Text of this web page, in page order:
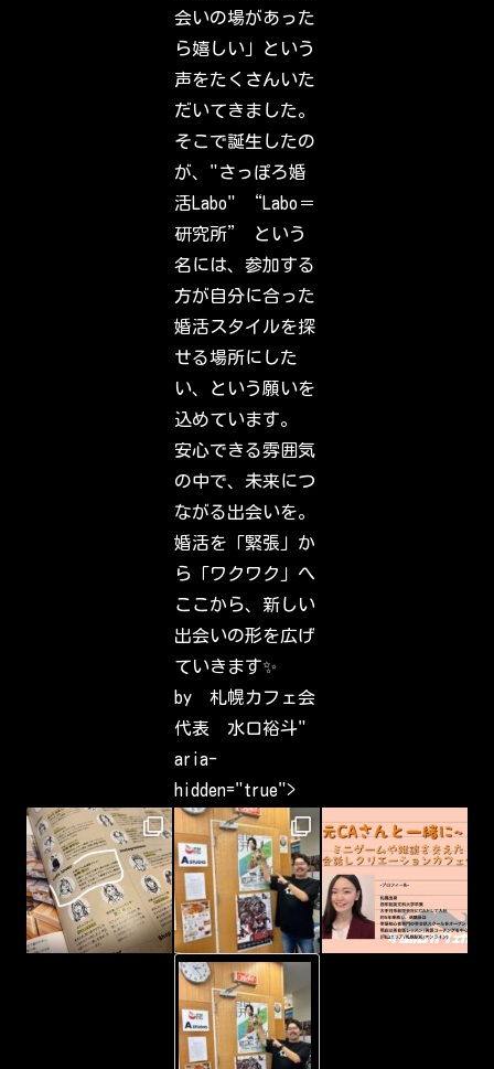
n
i
n
o
c
h
e
c
k
o
u
t
w
h
a
t
o
u
r
f
r
i
e
n
d
,
a
m
i
l
y
&
i
t
e
r
s
t
s
h
a
e
b
e
e
c
a
p
u
r
i
n
g
h
a
i
会いの場があった
ら嬉しい」という
声をたくさんいた
だいてきました。
そこで誕生したの
が、"さっぽろ婚
活Labo" “Labo＝
研究所” という
名には、参加する
方が自分に合った
婚活スタイルを探
せる場所にした
い、という願いを
込めています。
安心できる雰囲気
の中で、未来につ
ながる出会いを。
婚活を「緊張」か
ら「ワクワク」へ
ここから、新しい
出会いの形を広げ
ていきます✨
by 札幌カフェ会
代表 水口裕斗"
aria-
hidden="true">